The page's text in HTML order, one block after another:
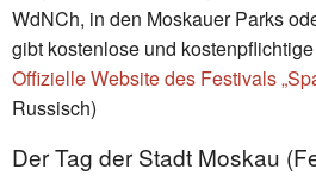
WdNCh, in den Moskauer Parks
gibt kostenlose und
Offizielle Website des Festivals
Russisch)
Der Tag der Stadt Moskau